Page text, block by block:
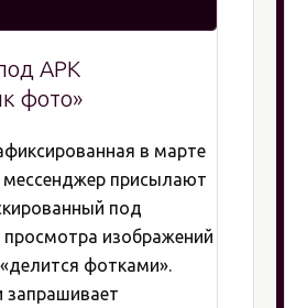
APK
фото»
в марте
мессенджер присылают
под
изображений
фотками».
запрашивает